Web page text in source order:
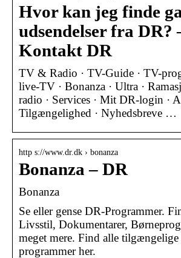
Hvor kan jeg finde
udsendelser fra DR?
Kontakt DR
TV & Radio · TV-Guide · TV-
live-TV · Bonanza · Ultra ·
radio · Services · Mit DR-login ·
Tilgængelighed · Nyhedsbreve …
http s://www.dr.dk › bonanza
Bonanza – DR
Bonanza
Se eller gense DR-Programmer.
Livsstil, Dokumentarer,
meget mere. Find alle
programmer her.